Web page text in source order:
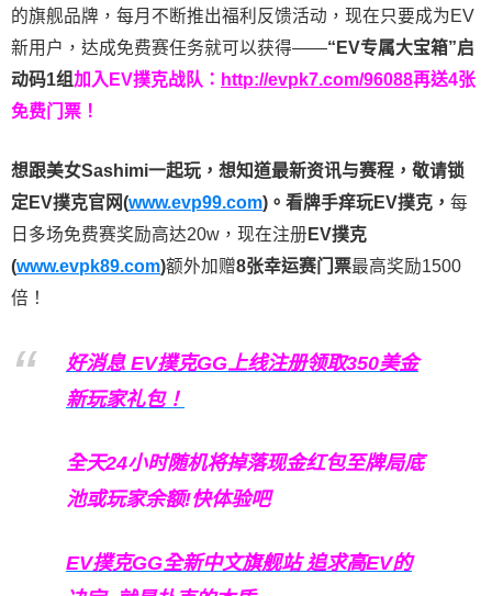
的旗舰品牌，每月不断推出福利反馈活动，现在只要成为EV
新用户，达成免费赛任务就可以获得——“EV专属大宝箱”启
动码1组加入EV撲克战队： http://evpk7.com/96088再送4张
免费门票！
想跟美女Sashimi一起玩， 想知道最新资讯与赛程， 敬请锁
定EV撲克官网(www.evp99.com)。 看牌手痒玩EV撲克， 每
日多场免费赛奖励高达20w，现在注册 EV撲克
(www.evpk89.com)额外加赠8张幸运赛门票最高奖励1500
倍！
好消息 EV撲克GG上线注册领取350美金
新玩家礼包！
全天24小时随机将掉落现金红包至牌局底
池或玩家余额!快体验吧
EV撲克GG全新中文旗舰站追求高EV的